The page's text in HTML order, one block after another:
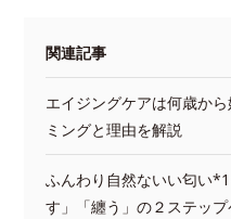
関連記事
エイジングケアは何歳か
ミングと理由を解説
ふんわり自然ないい匂い
す」「纏う」の２ステップ